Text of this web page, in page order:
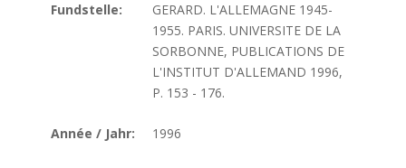
Fundstelle:
GERARD. L'ALLEMAGNE 1945-
1955. PARIS. UNIVERSITE DE LA
SORBONNE, PUBLICATIONS DE
L'INSTITUT D'ALLEMAND 1996,
P. 153 - 176.
Année / Jahr: 1996